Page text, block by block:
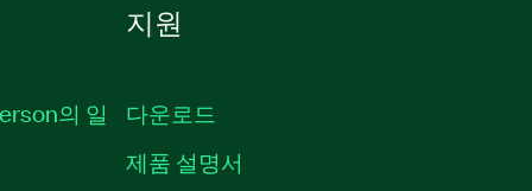
의 일
지원
다운로드
제품 설명서